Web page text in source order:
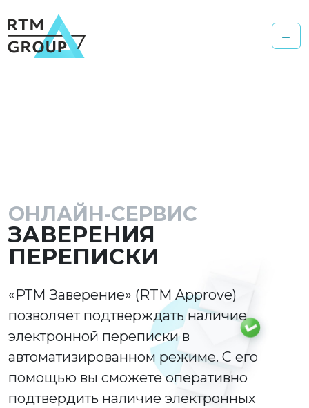
ОНЛАЙН-СЕРВИС
ЗАВЕРЕНИЯ
ПЕРЕПИСКИ
«РТМ Заверение» (RTM Approve)
позволяет подтверждать наличие
электронной переписки в
автоматизированном режиме. С его
помощью вы сможете оперативно
подтвердить наличие электронных